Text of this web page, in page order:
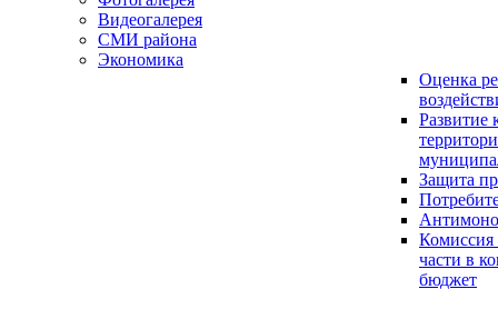
Видеогалерея
СМИ района
Экономика
Оценка
Развитие
Защита
части в
бюджет